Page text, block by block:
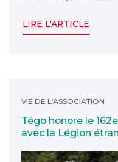
LIRE L'ARTICLE
VIE DE L'ASSOCIATION
Tégo honore le
avec la Légion